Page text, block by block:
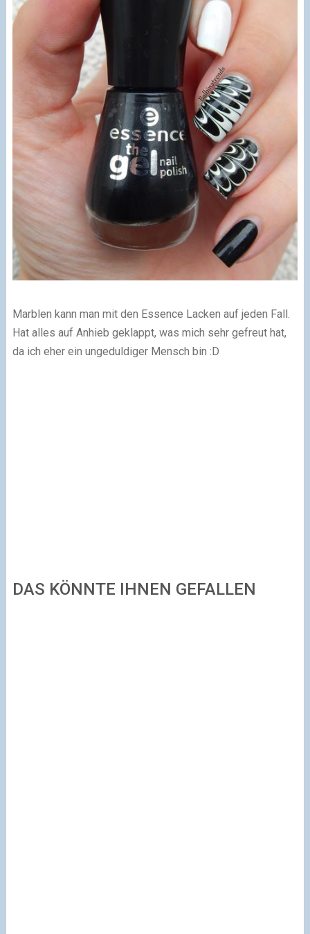
Marblen kann man mit den Essence Lacken auf jeden Fall.
Hat alles auf Anhieb geklappt, was mich sehr gefreut hat,
da ich eher ein ungeduldiger Mensch bin :D
DAS KÖNNTE IHNEN GEFALLEN